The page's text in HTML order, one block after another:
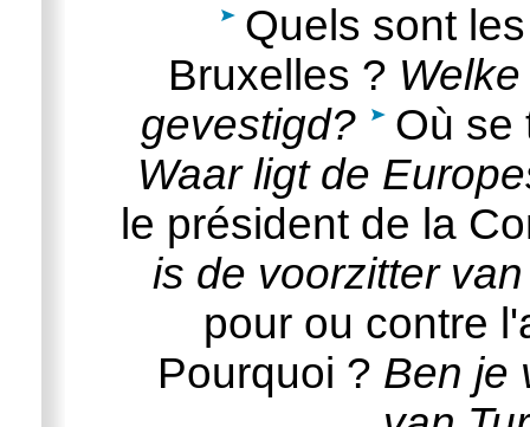
Quels sont
Bruxelles ?
gevestigd?
Où se
Waar ligt de
le président de la
is de voorzitter
pour ou contre
Pourquoi ? Ben je